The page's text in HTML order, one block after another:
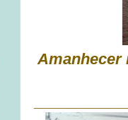
Amanhecer